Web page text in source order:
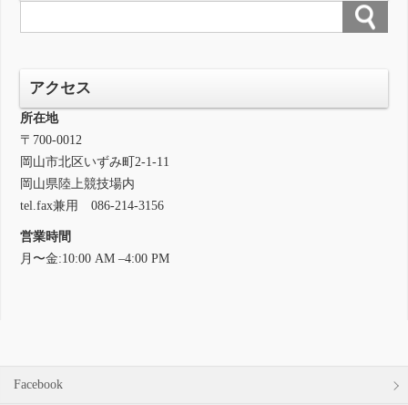
アクセス
所在地
〒700-0012
岡山市北区いずみ町2-1-11
岡山県陸上競技場内
tel.fax兼用 086-214-3156
営業時間
月〜金:10:00 AM –4:00 PM
Facebook